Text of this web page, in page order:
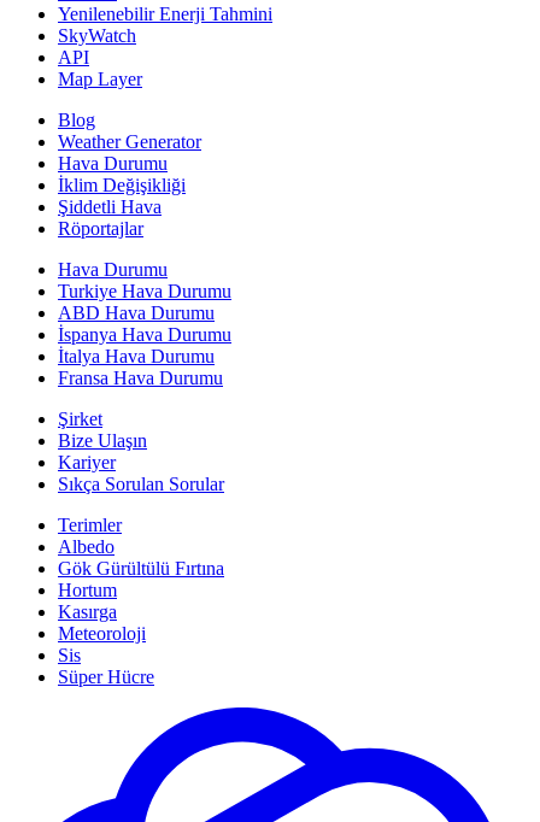
Yenilenebilir Enerji Tahmini
SkyWatch
API
Map Layer
Blog
Weather Generator
Hava Durumu
İklim Değişikliği
Şiddetli Hava
Röportajlar
Hava Durumu
Turkiye Hava Durumu
ABD Hava Durumu
İspanya Hava Durumu
İtalya Hava Durumu
Fransa Hava Durumu
Şirket
Bize Ulaşın
Kariyer
Sıkça Sorulan Sorular
Terimler
Albedo
Gök Gürültülü Fırtına
Hortum
Kasırga
Meteoroloji
Sis
Süper Hücre